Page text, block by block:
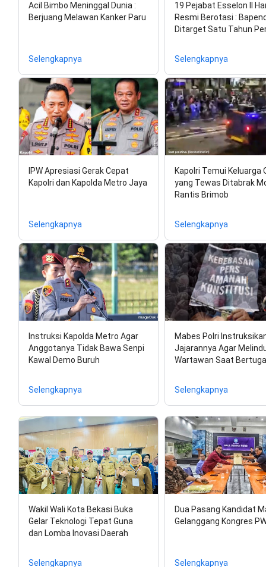
Acil Bimbo Meninggal Dunia :
Berjuang Melawan Kanker Paru
Selengkapnya
19 Pejabat Esselon II
Resmi Berotasi :
Ditarget Satu Tahun
Selengkapnya
IPW Apresiasi Gerak Cepat
Kapolri dan Kapolda Metro Jaya
Selengkapnya
Kapolri Temui Keluarga
yang Tewas Ditabrak
Rantis Brimob
Selengkapnya
Instruksi Kapolda Metro Agar
Anggotanya Tidak Bawa Senpi
Kawal Demo Buruh
Selengkapnya
Mabes Polri
Jajarannya Agar
Wartawan Saat
Selengkapnya
Wakil Wali Kota Bekasi Buka
Gelar Teknologi Tepat Guna
dan Lomba Inovasi Daerah
Selengkapnya
Dua Pasang Kandidat
Gelanggang Kongres
Selengkapnya